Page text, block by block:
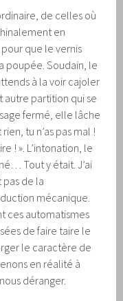
de celles où
en
que le vernis
poupée. Soudain, le
à la voir cajoler
autre partition qui se
fermé, elle lâche
tu n’as pas mal !
! ». L’intonation, le
Tout y était. J’ai
pas de la
mécanique.
ces automatismes
de faire taire le
le caractère de
en réalité à
déranger.